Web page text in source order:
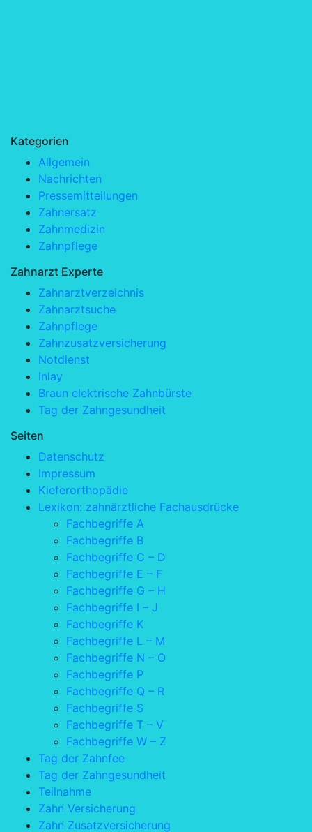
Kategorien
Allgemein
Nachrichten
Pressemitteilungen
Zahnersatz
Zahnmedizin
Zahnpflege
Zahnarzt Experte
Zahnarztverzeichnis
Zahnarztsuche
Zahnpflege
Zahnzusatzversicherung
Notdienst
Inlay
Braun elektrische Zahnbürste
Tag der Zahngesundheit
Seiten
Datenschutz
Impressum
Kieferorthopädie
Lexikon: zahnärztliche Fachausdrücke
Fachbegriffe A
Fachbegriffe B
Fachbegriffe C – D
Fachbegriffe E – F
Fachbegriffe G – H
Fachbegriffe I – J
Fachbegriffe K
Fachbegriffe L – M
Fachbegriffe N – O
Fachbegriffe P
Fachbegriffe Q – R
Fachbegriffe S
Fachbegriffe T – V
Fachbegriffe W – Z
Tag der Zahnfee
Tag der Zahngesundheit
Teilnahme
Zahn Versicherung
Zahn Zusatzversicherung